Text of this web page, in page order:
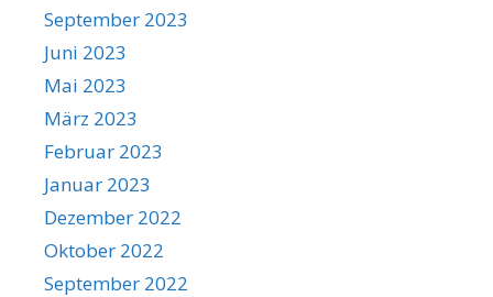
September 2023
Juni 2023
Mai 2023
März 2023
Februar 2023
Januar 2023
Dezember 2022
Oktober 2022
September 2022